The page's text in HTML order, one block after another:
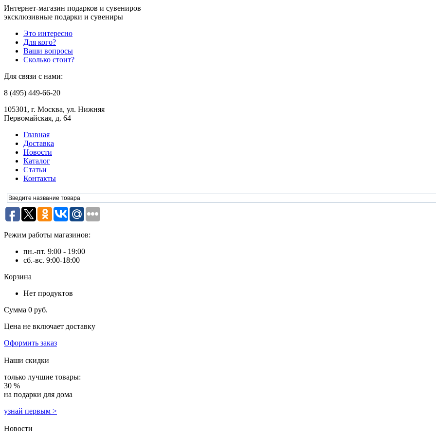
Интернет-магазин подарков и сувениров
эксклюзивные подарки и сувениры
Это интересно
Для кого?
Ваши вопросы
Сколько стоит?
Для связи с нами:
8 (495) 449-66-20
105301, г. Москва, ул. Нижняя
Первомайская, д. 64
Главная
Доставка
Новости
Каталог
Статьи
Контакты
Режим работы магазинов:
пн.-пт. 9:00 - 19:00
сб.-вс. 9:00-18:00
Корзина
Нет продуктов
Сумма 0 руб.
Цена не включает доставку
Оформить заказ
Наши скидки
только лучшие товары:
30 %
на подарки для дома
узнай первым >
Новости